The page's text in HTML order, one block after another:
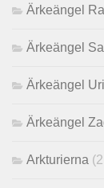
Ärkeängel
Ärkeängel
Ärkeängel
Ärkeängel
Arkturierna